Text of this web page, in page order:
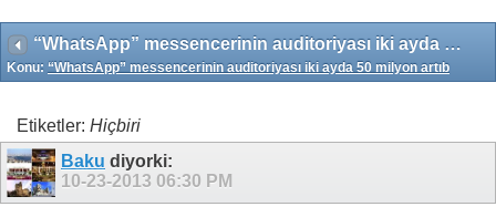
“WhatsApp” messencerinin auditoriyası iki ayda 50 milyon artıb
Konu: “WhatsApp” messencerinin auditoriyası iki ayda 50 milyon artıb
Etiketler: Hiçbiri
Baku diyorki:
10-23-2013 06:30 PM